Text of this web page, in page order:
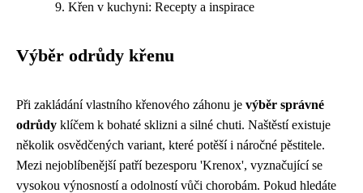
Křen v kuchyni: Recepty a inspirace
Výběr odrůdy křenu
Při zakládání vlastního křenového záhonu je výběr správné
odrůdy klíčem k bohaté sklizni a silné chuti. Naštěstí existuje
několik osvědčených variant, které potěší i náročné pěstitele.
Mezi nejoblíbenější patří bezesporu 'Krenox', vyznačující se
vysokou výnosností a odolností vůči chorobám. Pokud hledáte